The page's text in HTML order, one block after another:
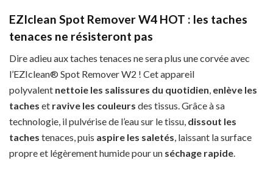
EZIclean Spot Remover W4 HOT : les taches
tenaces ne résisteront pas
Dire adieu aux taches tenaces ne sera plus une corvée avec
l’EZIclean® Spot Remover W2 ! Cet appareil
polyvalent nettoie les salissures du quotidien, enlève les
taches et ravive les couleurs des tissus. Grâce à sa
technologie, il pulvérise de l’eau sur le tissu, dissout les
taches tenaces, puis aspire les saletés, laissant la surface
propre et légèrement humide pour un séchage rapide.